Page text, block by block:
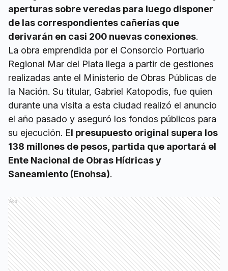
aperturas sobre veredas para luego disponer
de las correspondientes cañerías que
derivarán en casi 200 nuevas conexiones.
La obra emprendida por el Consorcio Portuario
Regional Mar del Plata llega a partir de gestiones
realizadas ante el Ministerio de Obras Públicas de
la Nación. Su titular, Gabriel Katopodis, fue quien
durante una visita a esta ciudad realizó el anuncio
el año pasado y aseguró los fondos públicos para
su ejecución. El presupuesto original supera los
138 millones de pesos, partida que aportará el
Ente Nacional de Obras Hídricas y
Saneamiento (Enohsa).
Ads